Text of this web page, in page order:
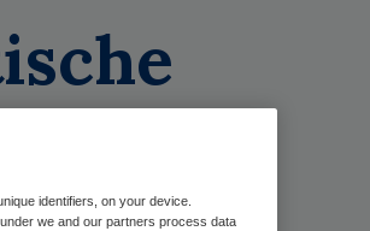
identifiers, on your device.
we and our partners process data